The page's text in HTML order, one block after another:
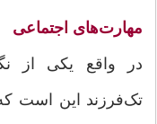
مهارت‌های اجتماعی
در واقع یکی از
تک‌فرزند این است